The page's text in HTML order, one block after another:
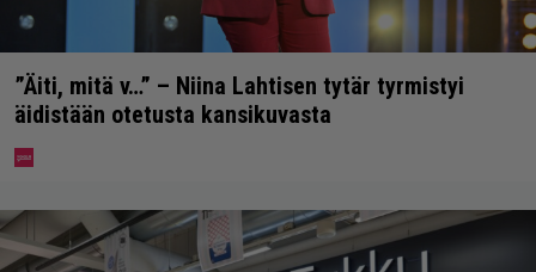
”Äiti, mitä v…” – Niina Lahtisen tytär tyrmistyi
äidistään otetusta kansikuvasta